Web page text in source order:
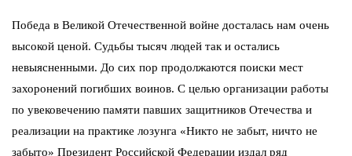
Победа в Великой Отечественной войне досталась нам очень
высокой ценой. Судьбы тысяч людей так и остались
невыясненными. До сих пор продолжаются поиски мест
захоронений погибших воинов. С целью организации работы
по увековечению памяти павших защитников Отечества и
реализации на практике лозунга «Никто не забыт, ничто не
забыто» Президент Российской Федерации издал ряд